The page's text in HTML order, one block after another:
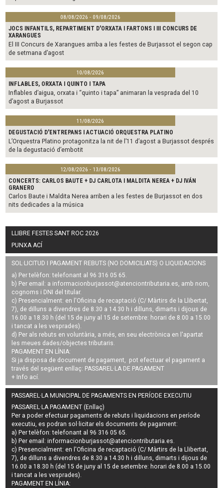
08/08/2026 - 09/08/2026
JOCS INFANTILS, REPARTIMENT D'ORXATA I FARTONS I III CONCURS DE
XARANGUES
El III Concurs de Xarangues arriba a les festes de Burjassot el segon cap
de setmana d’agost
10/08/2026
INFLABLES, ORXATA I QUINTO I TAPA
Inflables d’aigua, orxata i “quinto i tapa” animaran la vesprada del 10
d’agost a Burjassot
11/08/2026
DEGUSTACIÓ D'ENTREPANS I ACTUACIÓ ORQUESTRA PLATINO
L’Orquestra Platino protagonitza la nit de l’11 d’agost a Burjassot després
de la degustació d’embotit
12/08/2026 - 13/08/2026
CONCERTS: CARLOS BAUTE + DJ CARLOTA I MALDITA NEREA + DJ IVÁN
GRANERO
Carlos Baute i Maldita Nerea arriben a les festes de Burjassot en dos
nits dedicades a la música
LLIBRE FESTES SANT ROC 2026
PUNXA ACÍ
SOL·LICITUD I PAGAMENT REBUTS (NO DOMICILIATS) O LIQUIDACIONS
a) Per telèfon: telefonant al 96 316 05 65.
b) Per email: a informacionburjassot@atenciontributaria.es, amb nom,
cognoms i DNI del titular.
c) Presencialment: en l'Oficina de recaptació (C/ Màrtirs de la Llibertat,
7), de dilluns a divendres de 8.30 a 14.30 h i dilluns, dimarts i dijous de
16.00 a 18.30 h (del 15 de juny al 15 de setembre: horari de 8.00 a 15.00
i tancat a les vesprades).
d) Per als rebuts en voluntària, a més, en seu electrònica en l'apartat
les meues dades/objectes tributaris.
PAGAMENT EN LÍNIA:
Si ja disposa de document de pagament, pot efectuar el pagament a
través del següent enllaç: PASSAREL·LA DE PAGAMENT
+ Info ací.
PASSAREL·LA MUNICIPAL DE PAGAMENTS EN PERÍODE EXECUTIU
PASSAREL·LA PAGAMENT (Enllaç)
Per a poder efectuar pagaments derebuts i liquidacions en període
executiu, es podran sol·licitar els documents de pagament:
a) Per telèfon: telefonant al 96 316 05 65.
b) Per email:informacionburjassot@atenciontributaria.es.
c) Presencialment: en l'Oficina de recaptació (C/ Màrtirs de la Llibertat,
7), de dilluns a divendres de 8.30 a 14.30 h i dilluns, dimarts i dijous de
16.00 a 18.30 h (del 15 de juny al 15 de setembre: horari de 8.00 a 15.00
i tancat a les vesprades).
PAGAMENT EN LÍNIA: